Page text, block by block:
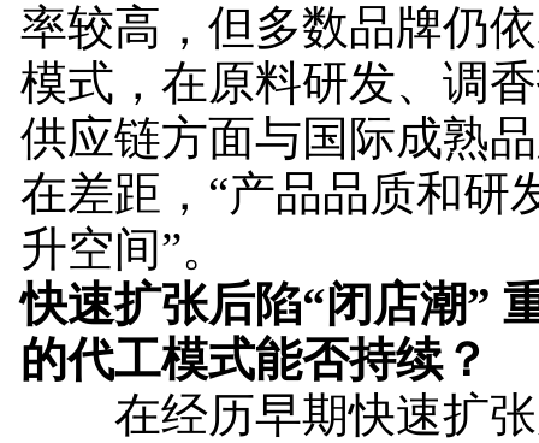
率较高，但多数品牌仍
模式，在原料研发、调
供应链方面与国际成熟
在差距，“产品品质和研
升空间”。
快速扩张后陷“闭店潮”
的代工模式能否持续？
在经历早期快速扩张